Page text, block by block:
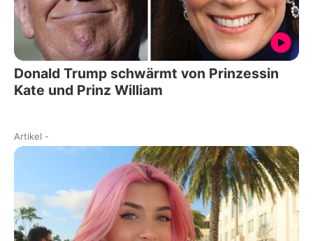
Donald Trump schwärmt von Prinzessin
Kate und Prinz William
Artikel -